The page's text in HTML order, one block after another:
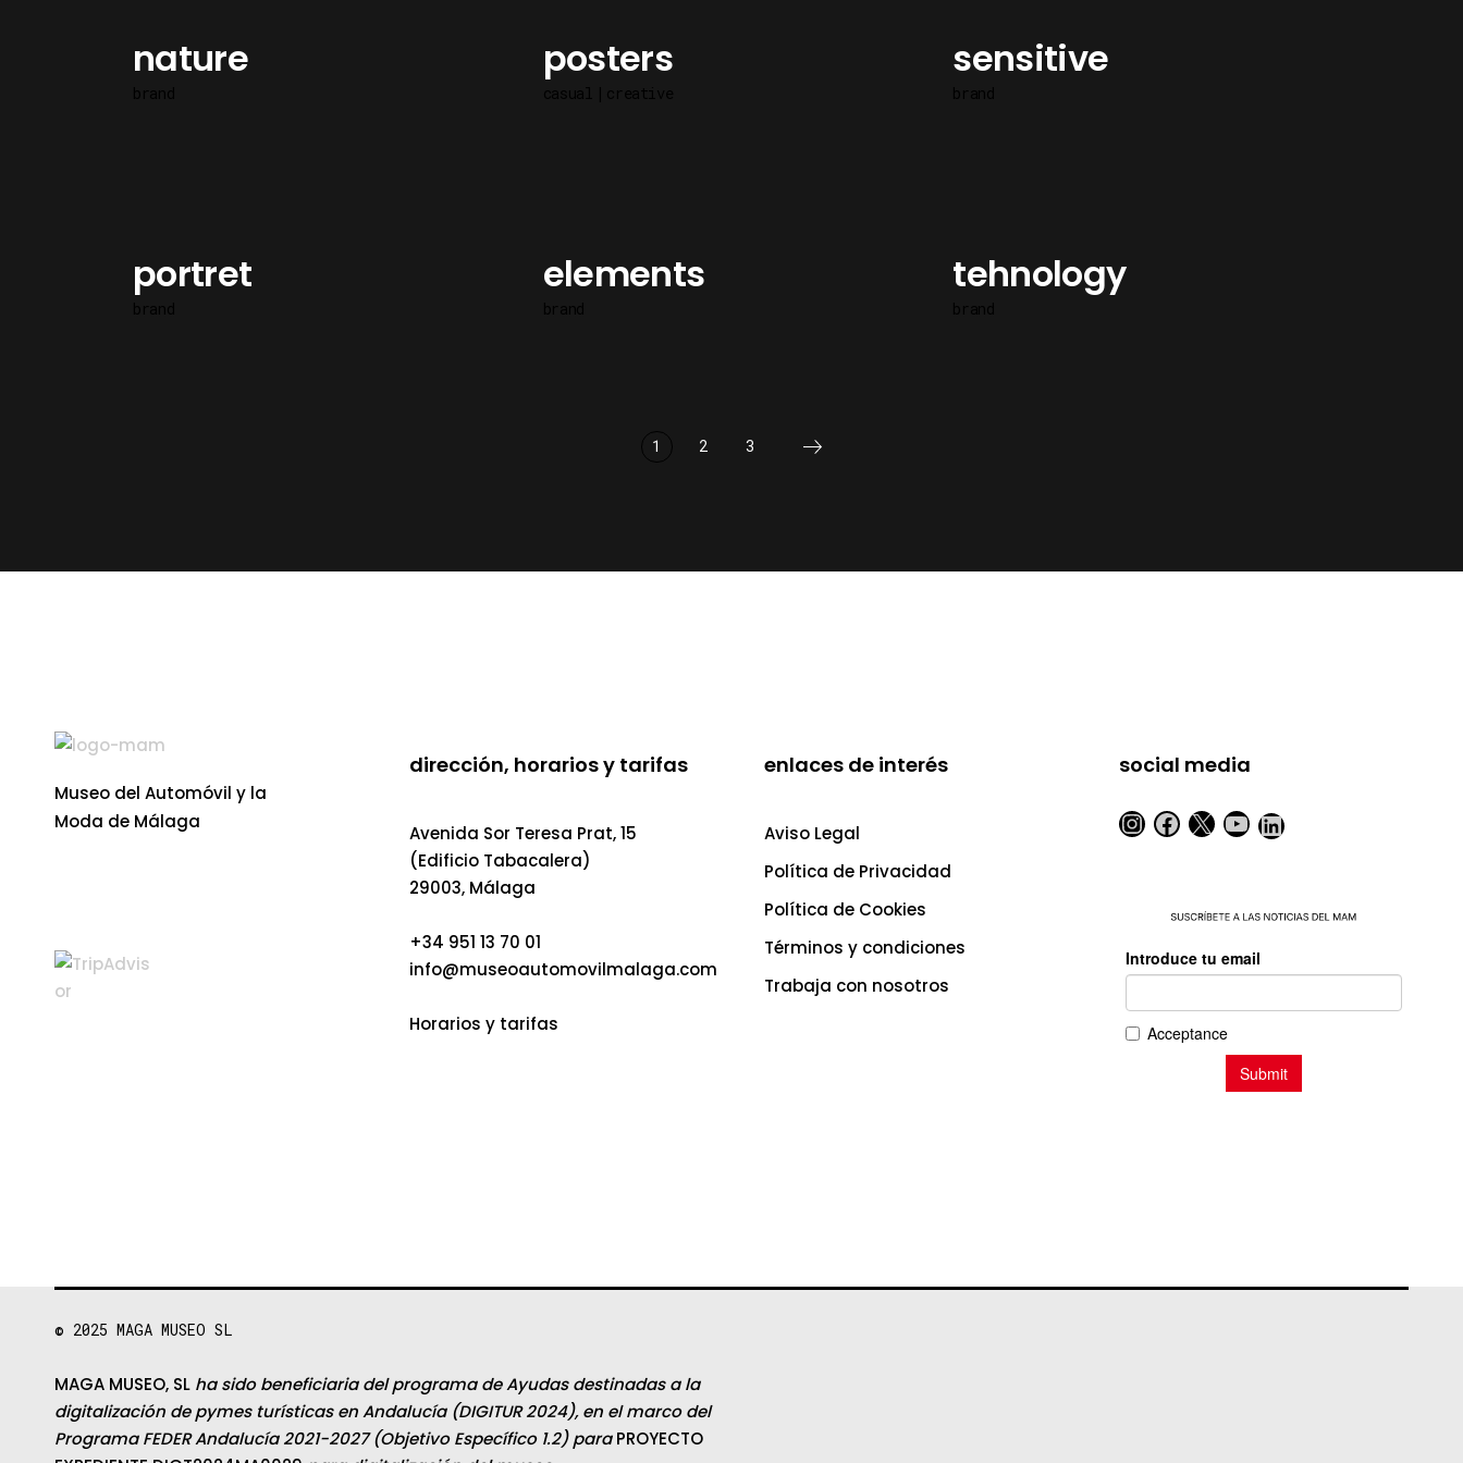
nature posters sensitive
portret elements tehnology
1 2 3
Museo del Automóvil y la
Moda de Málaga
dirección, horarios y tarifas
Avenida Sor Teresa Prat, 15
(Edificio Tabacalera)
29003, Málaga
+34 951 13 70 01
info@museoautomovilmalaga.com
Horarios y tarifas
enlaces de interés
Aviso Legal
Política de Privacidad
Política de Cookies
Términos y condiciones
Trabaja con nosotros
social media
Instagram
Facebook
X YouTube
LinkedIn
© 2025 MAGA MUSEO SL
MAGA MUSEO, SL ha sido beneficiaria del programa de Ayudas destinadas a la
digitalización de pymes turísticas en Andalucía (DIGITUR 2024), en el marco del
Programa FEDER Andalucía 2021-2027 (Objetivo Específico 1.2) paraPROYECTO